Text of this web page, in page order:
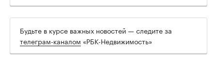
Будьте в курсе важных новостей — следите за
телеграм-каналом «РБК-Недвижимость»